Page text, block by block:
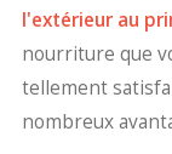
l'extérieur au
nourriture que
tellement
nombreux